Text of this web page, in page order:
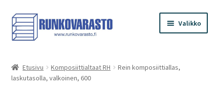
Siirry
navigointiin
Siirry
sisältöön
Valikko
Kauppa
Etusivu Komposiittialtaat RH
Rein komposiittiallas,
laskutasolla, valkoinen, 600